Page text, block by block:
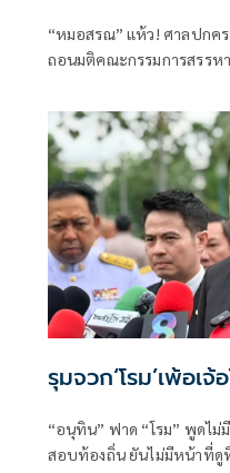
“หมอสรณ” แห้ว! ศาลปกค
ถอนมติคณะกรรมการสรร
รุมจวก‘โรม’เพ้อเ
“อนุทิน” ฟาด “โรม” พูดไม่
สอบท้องถิ่น ยันไม่มีหน้าที่ดู